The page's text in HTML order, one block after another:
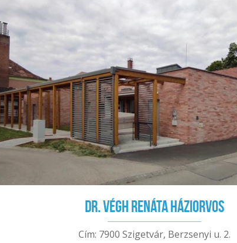
Dr. Végh Renáta háziorvos
Cím: 7900 Szigetvár, Berzsenyi u. 2.